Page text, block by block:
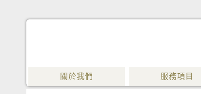
關於我們 服務項目